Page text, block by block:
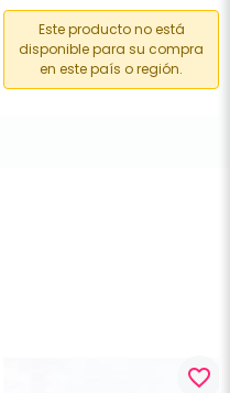
Este producto no está
disponible para su compra
en este país o región.
favorite_border